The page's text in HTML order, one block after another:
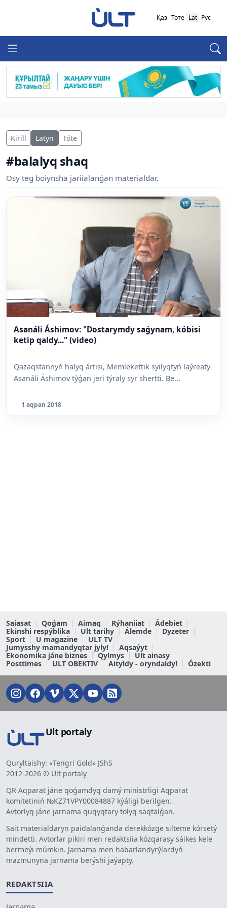
Қаз Төте Lat Рус
Kirill Latyn Tóte
#balalyq shaq
Osy teg boiynsha jariialanǵan materialdar.
Asanáli Áshimov: "Dostarymdy saǵynam, kóbisi
ketip qaldy..." (video)
Qazaqstannyń halyq ártisi, Memlekettik syilyqtyń laýreaty
Asanáli Áshimov týǵan jeri týraly syr shertti. Be...
1 aqpan 2018
Saiasat Qoǵam Aimaq Rýhaniiat
Ádebiet
Ekinshi respýblika
Ult tarihy Álemde
Dyzeter
Sport
U magazine
ULT TV
Jumysshy mamandyqtar jyly!
Aqsaýyt
Ekonomika jáne biznes
Qylmys
Ult ainasy
Posttimes
ULT OBEKTIV Aityldy - oryndaldy! Ózekti
Ult portaly
Quryltaishy: «Tengri Gold» JShS
2012-2026 © Ult portaly
QR Aqparat jáne qoǵamdyq damý ministrligi Aqparat
komitetiniń №KZ71VPY00084887 kýáligi berilgen.
Avtorlyq jáne jarnama quqyqtary tolyq saqtalǵan.
Sait materialdaryn paidalanǵanda derekkózge silteme kórsetý
mindetti. Avtorlar pikiri men redaktsiia kózqarasy sáikes kele
bermeýi múmkin. Jarnama men habarlandyrýlardyń
mazmunyna jarnama berýshi jaýapty.
REDAKTSIIA